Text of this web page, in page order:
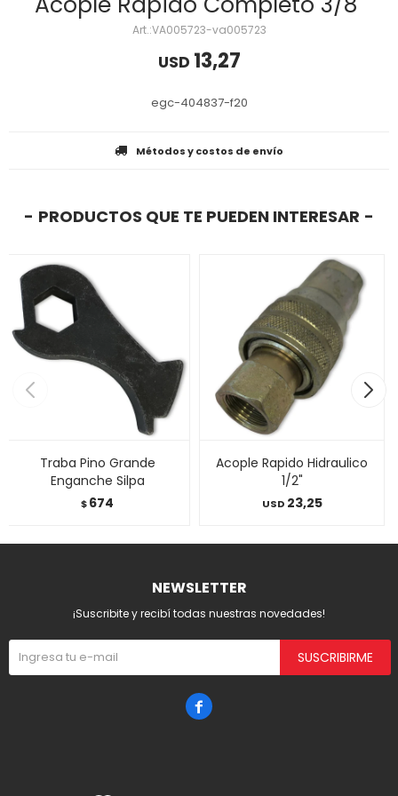
VA005723-va005723
USD 13,27
egc-404837-f20
Métodos y costos de envío
PRODUCTOS QUE TE PUEDEN INTERESAR
Traba Pino Grande
Enganche Silpa
$674
Acople Rapido Hidraulico
1/2"
USD 23,25
NEWSLETTER
¡Suscribite y recibí todas nuestras novedades!
SUSCRIBIRME
